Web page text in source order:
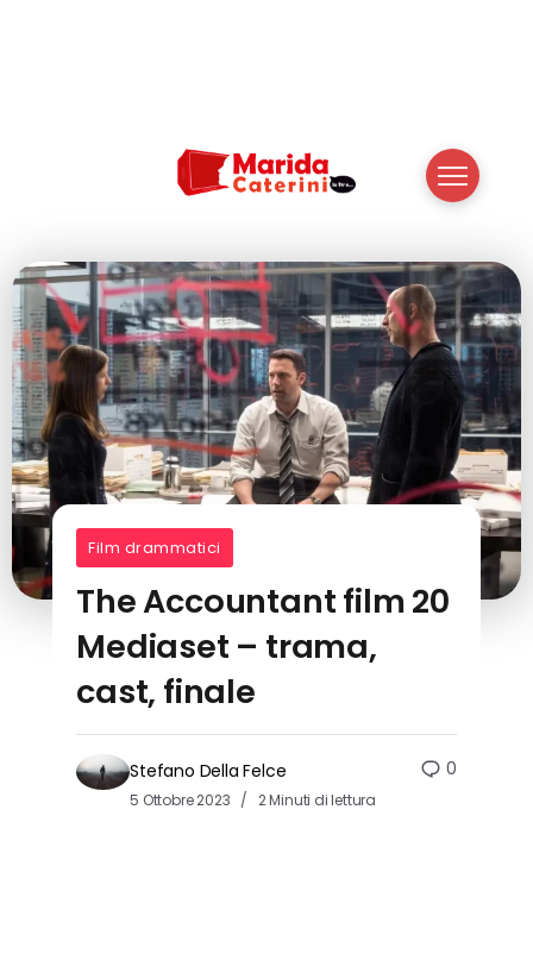
Film drammatici
The Accountant film 20
Mediaset – trama,
cast, finale
Stefano Della Felce
5 Ottobre 2023 2 Minuti di lettura
0